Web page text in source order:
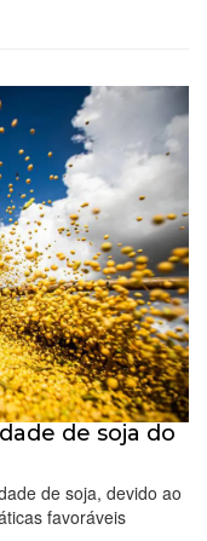
de soja do
de soja, devido ao
favoráveis